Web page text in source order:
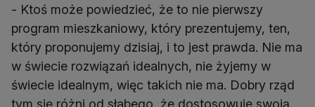
- Ktoś może powiedzieć, że to nie pierwszy
program mieszkaniowy, który prezentujemy, ten,
który proponujemy dzisiaj, i to jest prawda. Nie ma
w świecie rozwiązań idealnych, nie żyjemy w
świecie idealnym, więc takich nie ma. Dobry rząd
tym się różni od słabego, że dostosowuje swoją